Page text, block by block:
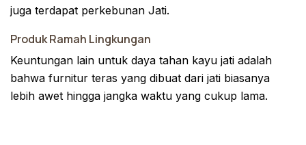
juga terdapat perkebunan Jati.
Produk Ramah Lingkungan
Keuntungan lain untuk daya tahan kayu jati adalah
bahwa furnitur teras yang dibuat dari jati biasanya
lebih awet hingga jangka waktu yang cukup lama.